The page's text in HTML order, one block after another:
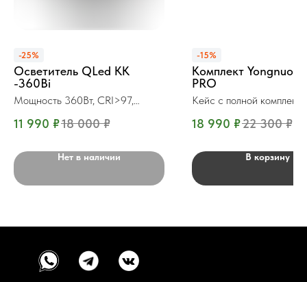
-25%
Осветитель QLed KK
-360Bi
Мощность 360Вт, CRI>97,
11 990 ₽18 000 ₽
Нет в наличии
-15%
Комплект Yongnuo
PRO
Кейс с полной
18 990 ₽22 300 ₽
В корзину